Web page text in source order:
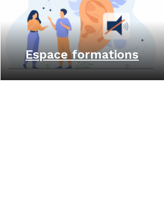
Espace formations
onglet)
un nouvel onglet)
un nouvel onglet)